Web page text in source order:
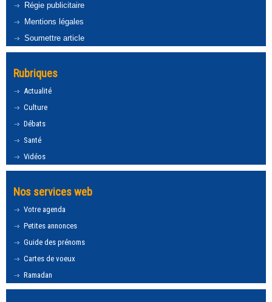
Régie publicitaire
Mentions légales
Soumettre article
Rubriques
Actualité
Culture
Débats
Santé
Vidéos
Nos services web
Votre agenda
Petites annonces
Guide des prénoms
Cartes de voeux
Ramadan